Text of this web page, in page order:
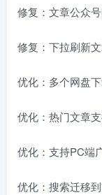
修复：文章公众
修复：下拉刷新
优化：多个网盘
优化：热门文章
优化：支持PC端
优化：搜索迁移